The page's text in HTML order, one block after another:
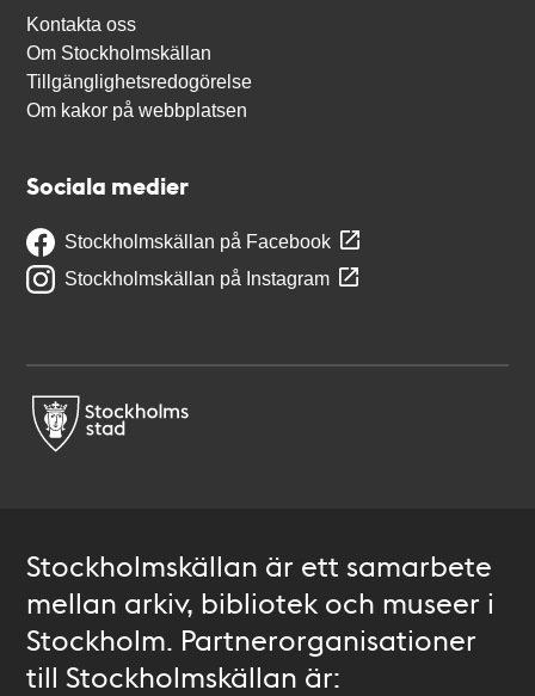
Kontakta oss
Om Stockholmskällan
Tillgänglighetsredogörelse
Om kakor på webbplatsen
Sociala medier
Stockholmskällan på Facebook
Stockholmskällan på Instagram
Stockholmskällan är ett samarbete
mellan arkiv, bibliotek och museer i
Stockholm. Partnerorganisationer
till Stockholmskällan är: